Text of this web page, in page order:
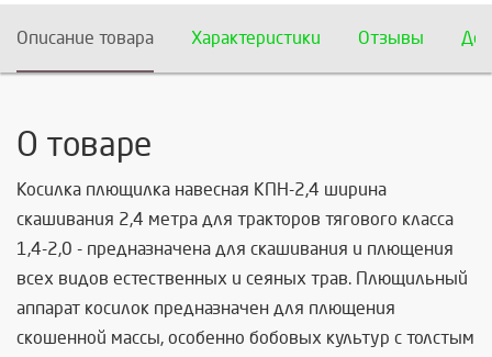
Описание товара Характеристики Отзывы
О товаре
Косилка плющилка навесная КПН-2,4 ширина
скашивания 2,4 метра для тракторов тягового класса
1,4-2,0 - предназначена для скашивания и плющения
всех видов естественных и сеяных трав. Плющильный
аппарат косилок предназначен для плющения
скошенной массы, особенно бобовых культур с толстым